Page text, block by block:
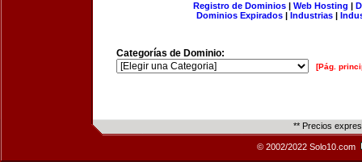
Registro de Dominios| Web Hosting |
Dominios Expirados | Industrias |
Categorías de Dominio:
[Pág.
** Precios
© 2002/2022 Solo10.com